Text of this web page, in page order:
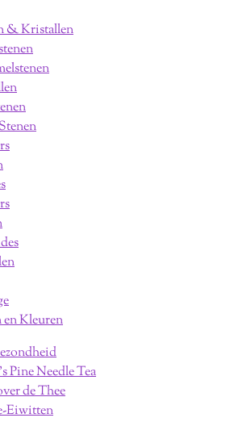
& Kristallen
Kleuren
Pine Needle Tea
de Thee
Eiwitten